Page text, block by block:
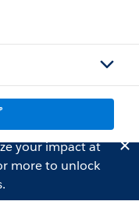
your impact at
more to unlock